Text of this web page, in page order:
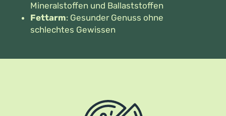
Mineralstoffen und Ballaststoffen
Fettarm: Gesunder Genuss ohne
schlechtes Gewissen